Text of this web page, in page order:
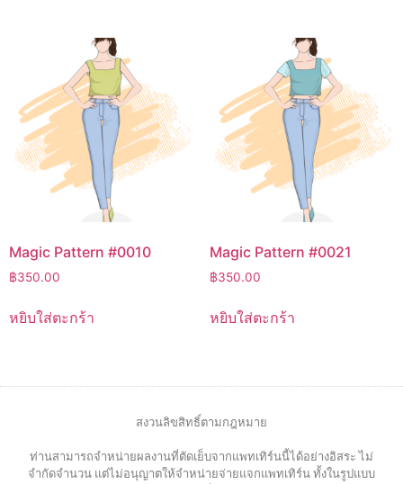
Magic Pattern #0010
฿350.00
หยิบใส่ตะกร้า
Magic Pattern #0021
฿350.00
หยิบใส่ตะกร้า
สงวนลิขสิทธิ์ตามกฎหมาย
ท่านสามารถจำหน่ายผลงานที่ตัดเย็บจากแพทเทิร์นนี้ได้อย่างอิสระ ไม่
จำกัดจำนวน แต่ไม่อนุญาตให้จำหน่ายจ่ายแจกแพทเทิร์น ทั้งในรูปแบบ